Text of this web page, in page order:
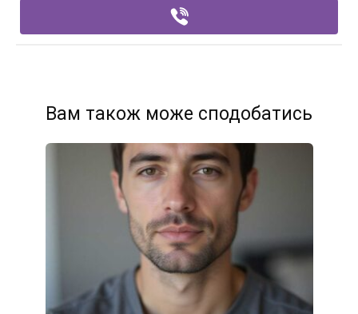
Вам також може сподобатись